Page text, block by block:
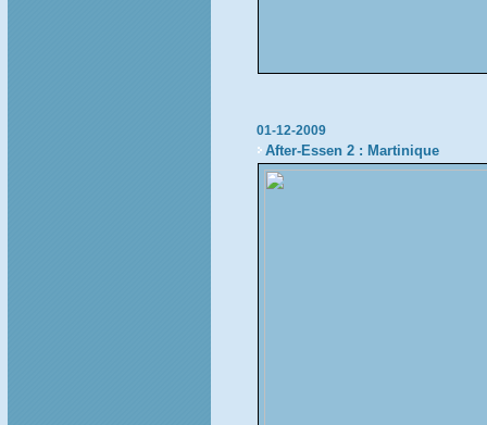
01-12-2009
After-Essen 2 : Martinique